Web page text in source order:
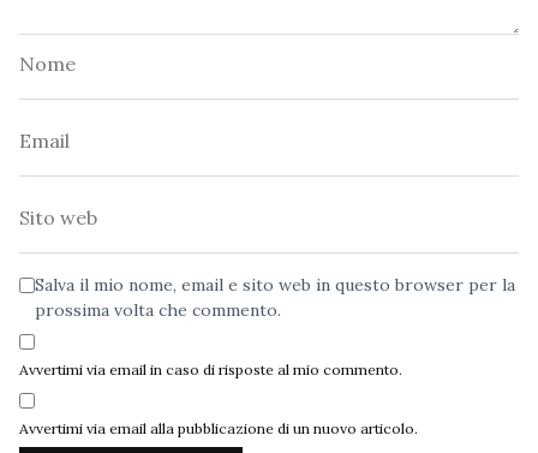
Salva il mio nome, email e sito web in questo browser per la
prossima volta che commento.
Avvertimi via email in caso di risposte al mio commento.
Avvertimi via email alla pubblicazione di un nuovo articolo.